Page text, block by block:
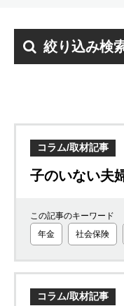
絞り込み検
コラム/取材記事
子のいない夫
この記事のキーワード
年金
社会保険
コラム/取材記事